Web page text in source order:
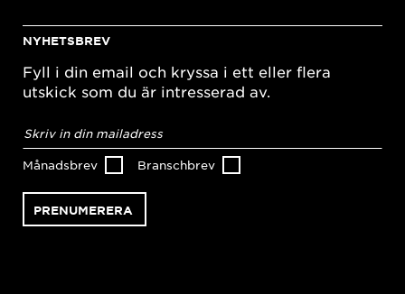
NYHETSBREV
Fyll i din email och kryssa i ett eller flera
utskick som du är intresserad av.
postadress*
Månadsbrev Branschbrev